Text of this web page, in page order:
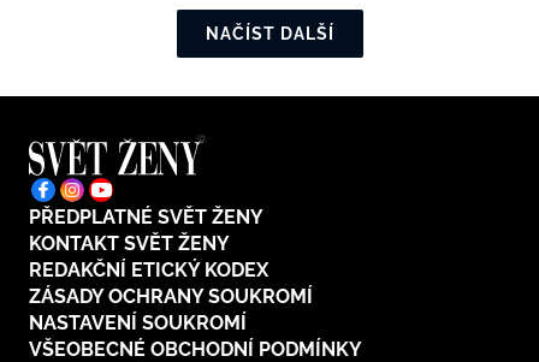
NAČÍST DALŠÍ
PŘEDPLATNÉ SVĚT ŽENY
KONTAKT SVĚT ŽENY
REDAKČNÍ ETICKÝ KODEX
ZÁSADY OCHRANY SOUKROMÍ
NASTAVENÍ SOUKROMÍ
VŠEOBECNÉ OBCHODNÍ PODMÍNKY